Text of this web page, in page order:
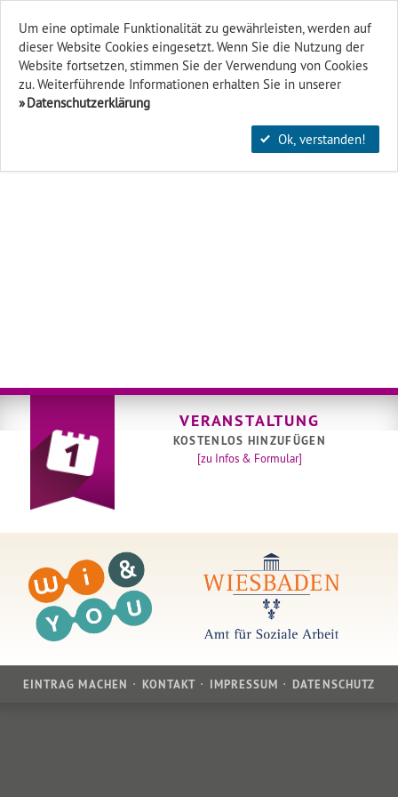
Finden & Filtern
VERANSTALTUNG
KOSTENLOS HINZUFÜGEN
[zu Infos & Formular]
EINTRAG MACHEN KONTAKT IMPRESSUM DATENSCHUTZ
Um eine optimale Funktionalität zu gewährleisten, werden auf
dieser Website Cookies eingesetzt. Wenn Sie die Nutzung der
Website fort­setzen, stimmen Sie der Verwendung von Cookies
zu. Weiterführende Informationen erhalten Sie in unserer
Datenschutzerklärung
Ok, verstanden!